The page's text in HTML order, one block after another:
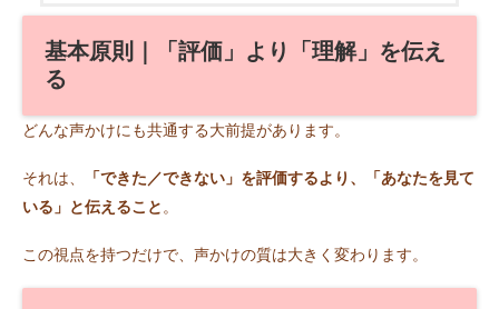
基本原則｜「評価」より「理解」を伝え
る
どんな声かけにも共通する大前提があります。
それは、
「できた／できない」を評価するより、「あなたを見て
いる」と伝えること。
この視点を持つだけで、声かけの質は大きく変わります。